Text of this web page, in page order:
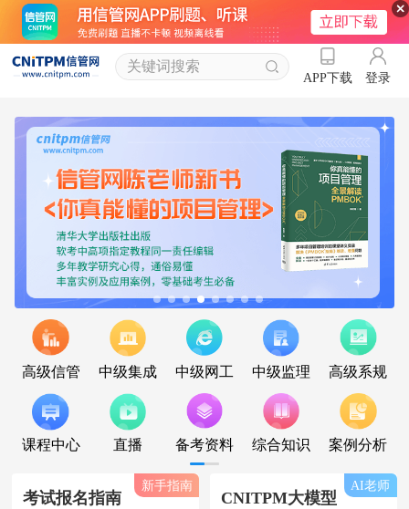
APP下载 登录
高级信管 中级集成 中级网工 中级监理 高级系规
课程中心 直播 备考资料 综合知识 案例分析
考试报名指南
新手指南
CNITPM大模型
AI老师